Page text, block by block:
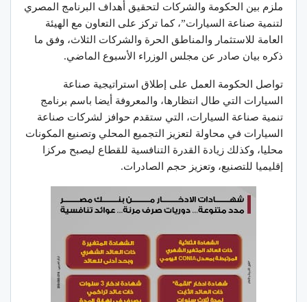
ملزم بين الحكومة والشركات لتحقيق أهداف البرنامج المصري
لتنمية صناعة السيارات”، كما تركز على التعاون مع الهيئة
العامة للاستثمار والمناطق الحرة والشركات الثلاث، وفق ما
ذكره بيان صادر عن مجلس الوزراء الأسبوع الماضي.
تواصل الحكومة العمل على إطلاق استراتيجية صناعة
السيارات التي طال انتظارها، والمعروفة أيضا باسم برنامج
تنمية صناعة السيارات، التي ستقدم حوافز لشركات صناعة
السيارات في محاولة لتعزيز التجميع المحلي وتصنيع المكونات
محليا، وكذلك زيادة القدرة التنافسية للقطاع ليصبح مركزا
إقليميا للتصنيع، وتعزيز حجم الصادرات.